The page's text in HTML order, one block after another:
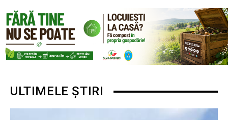
ULTIMELE ȘTIRI